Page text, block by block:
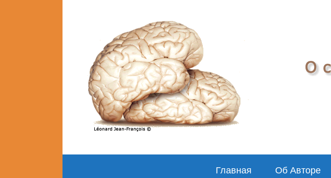
Главная Об Авторе